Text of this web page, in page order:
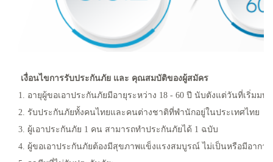
เงื่อนไขการรับประกันภัย และ คุณสมบัติของผู้สมัคร
1. อายุผู้ขอเอาประกันภัยมีอายุระหว่าง 18 - 60 ปี นับตังแต่
2. รับประกันภัยทั้งคนไทยและคนต่างชาติที่พํานักอยู่ในประเทศไทย
3. ผู้เอาประกันภัย 1 คน สามารถทําประกันภัยได้ 1 ฉบับ
4. ผู้ขอเอาประกันภัยต้องมีสุขภาพแข็งแรงสมบูรณ์ ไม่เป็นหรือมีอ